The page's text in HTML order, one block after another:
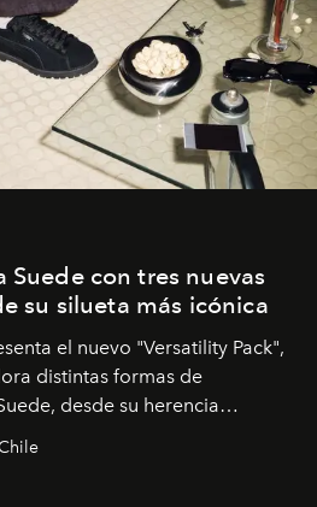
Suede con tres nuevas
su silueta más icónica
el nuevo "Versatility Pack",
distintas formas de
desde su herencia